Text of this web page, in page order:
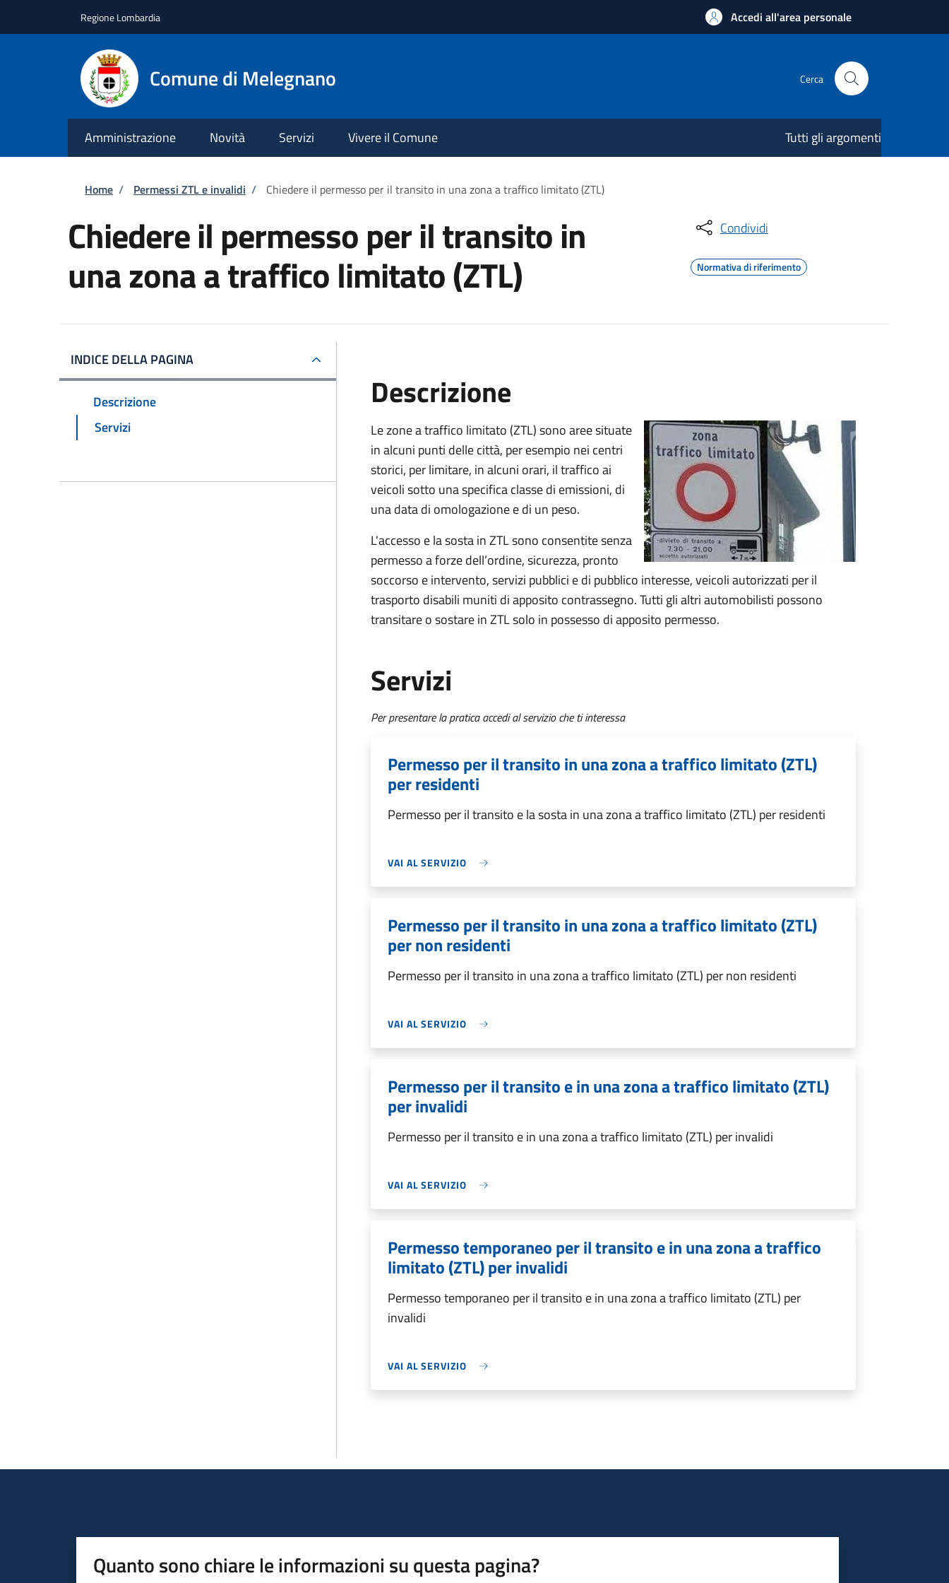
Regione Lombardia Accedi all'area personale
Comune di Melegnano Cerca
Amministrazione Novità Servizi Vivere il Comune Tutti gli argomenti
Briciole di pane
Home / Permessi ZTL e invalidi / Chiedere il permesso per il transito in una zona a traffico limitato (ZTL)
Chiedere il permesso per il transito in
una zona a traffico limitato (ZTL)
Condividi
Normativa di riferimento
INDICE DELLA PAGINA
Descrizione
Servizi
Descrizione
Le zone a traffico limitato (ZTL) sono aree situate
in alcuni punti delle città, per esempio nei centri
storici, per limitare, in alcuni orari, il traffico ai
veicoli sotto una specifica classe di emissioni, di
una data di omologazione e di un peso.
L'accesso e la sosta in ZTL sono consentite senza
permesso a forze dell’ordine, sicurezza, pronto
soccorso e intervento, servizi pubblici e di pubblico interesse, veicoli autorizzati per il
trasporto disabili muniti di apposito contrassegno. Tutti gli altri automobilisti possono
transitare o sostare in ZTL solo in possesso di apposito permesso.
Servizi
Per presentare la pratica accedi al servizio che ti interessa
Permesso per il transito in una zona a traffico limitato (ZTL)
per residenti
Permesso per il transito e la sosta in una zona a traffico limitato (ZTL) per residenti
VAI AL SERVIZIO
Permesso per il transito in una zona a traffico limitato (ZTL)
per non residenti
Permesso per il transito in una zona a traffico limitato (ZTL) per non residenti
VAI AL SERVIZIO
Permesso per il transito e in una zona a traffico limitato (ZTL)
per invalidi
Permesso per il transito e in una zona a traffico limitato (ZTL) per invalidi
VAI AL SERVIZIO
Permesso temporaneo per il transito e in una zona a traffico
limitato (ZTL) per invalidi
Permesso temporaneo per il transito e in una zona a traffico limitato (ZTL) per
invalidi
VAI AL SERVIZIO
Quanto sono chiare le informazioni su questa pagina?